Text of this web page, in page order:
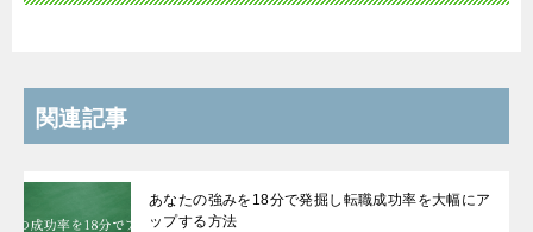
関連記事
あなたの強みを18分で発掘し転職成功率を大幅にア
ップする方法